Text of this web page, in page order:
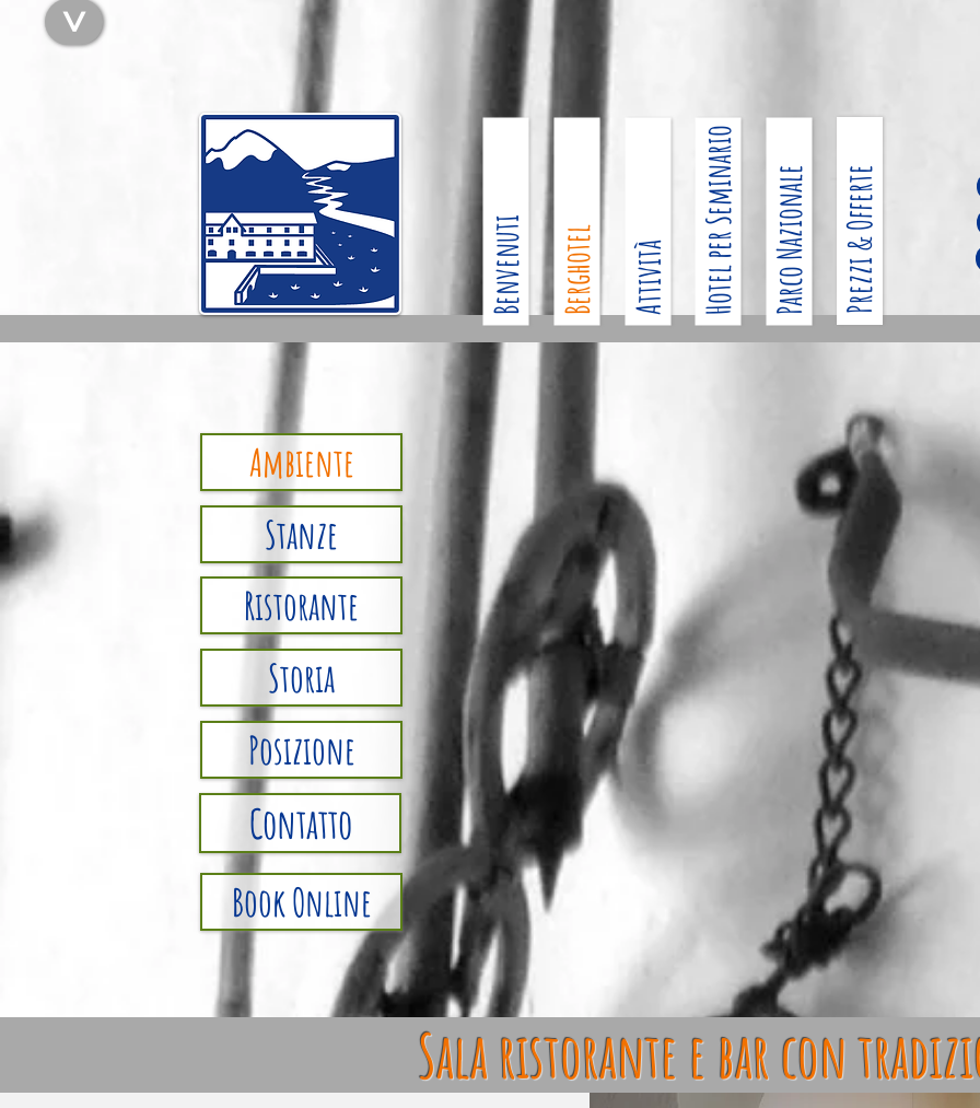
Benvenuti Berghotel Attività Hotel per Seminario Parco Nazionale Prezzi & Offerte
Ambiente
Stanze
Ristorante
Storia
Posizione
Contatto
Book Online
Sala ristorante e bar con
<